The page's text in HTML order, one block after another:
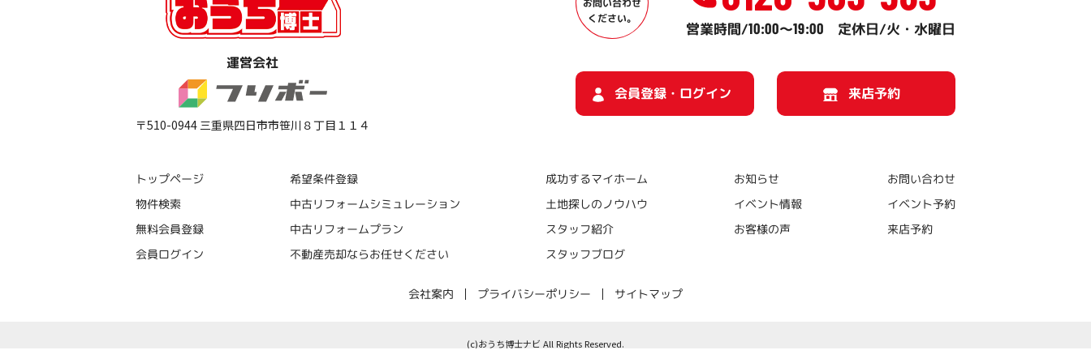
運営会社
〒510-0944 三重県四日市市笹川８丁目１１４
ください。
営業時間/10:00～19:00 定休日/火・水曜日
会員登録・ログイン 来店予約
トップページ
物件検索
無料会員登録
会員ログイン
希望条件登録
中古リフォームシミュレーション
中古リフォームプラン
不動産売却ならお任せください
成功するマイホーム
土地探しのノウハウ
スタッフ紹介
スタッフブログ
お知らせ
イベント情報
お客様の声
お問い合わせ
イベント予約
来店予約
会社案内 プライバシーポリシー サイトマップ
(c)おうち博士ナビ All Rights Reserved.